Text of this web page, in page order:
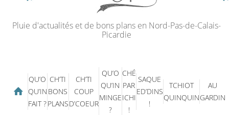
Pluie d'actualités et de bons plans en Nord-Pas-de-Calais-
Picardie
QU’O
QU’IN
FAIT ?
CH’TI
BONS
PLANS
CH’TI
COUP
D’COEUR
QU’O
QU’IN
MINGE
?
CHÉ
PAR
ICHI
!
SAQUE
ED’DINS
!
TCHIOT
QUINQUIN
AU
GARDIN